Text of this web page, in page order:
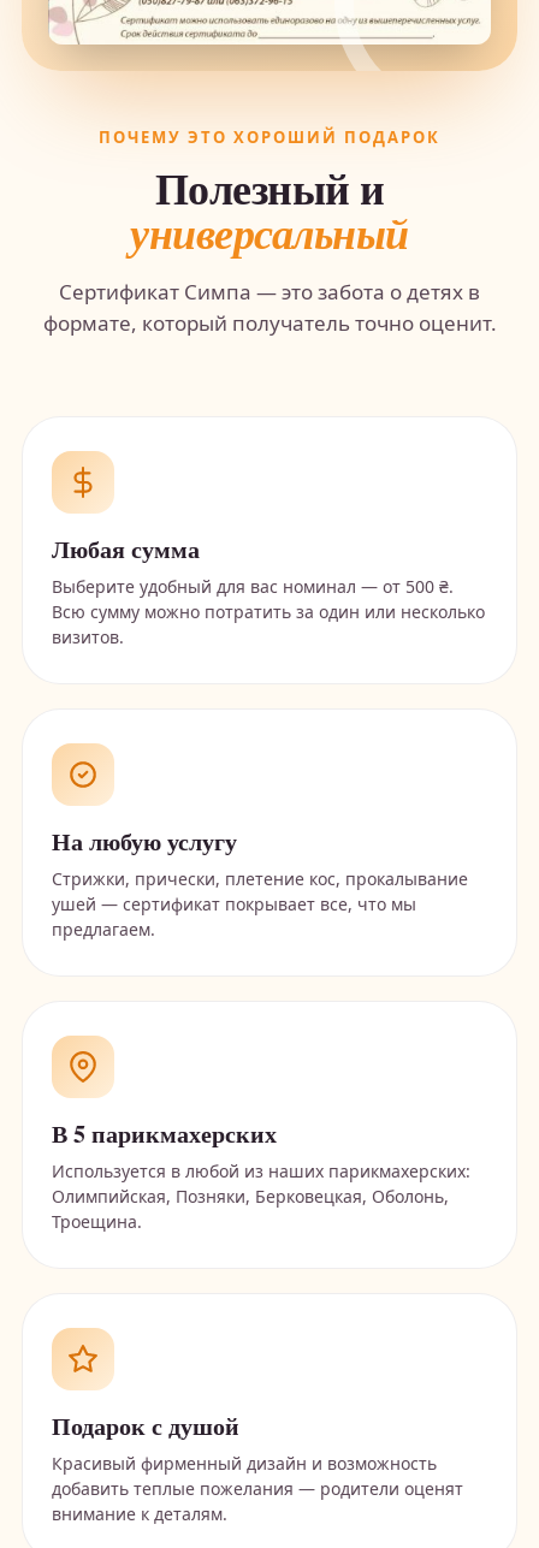
ПОЧЕМУ ЭТО ХОРОШИЙ ПОДАРОК
Полезный и
универсальный
Сертификат Симпа — это забота о детях в
формате, который получатель точно оценит.
Любая сумма
Выберите удобный для вас номинал — от 500 ₴.
Всю сумму можно потратить за один или несколько
визитов.
На любую услугу
Стрижки, прически, плетение кос, прокалывание
ушей — сертификат покрывает все, что мы
предлагаем.
В 5 парикмахерских
Используется в любой из наших парикмахерских:
Олимпийская, Позняки, Берковецкая, Оболонь,
Троещина.
Подарок с душой
Красивый фирменный дизайн и возможность
добавить теплые пожелания — родители оценят
внимание к деталям.